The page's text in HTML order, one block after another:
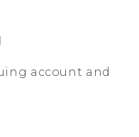
account and